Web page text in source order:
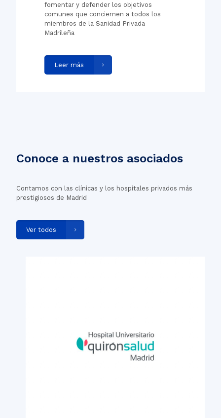
fomentar y defender los objetivos
comunes que conciernen a todos los
miembros de la Sanidad Privada
Madrileña
Leer más
Conoce a nuestros asociados
Contamos con las clínicas y los hospitales privados más
prestigiosos de Madrid
Ver todos